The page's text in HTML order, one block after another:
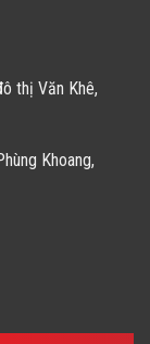
thị Văn Khê,
Khoang,